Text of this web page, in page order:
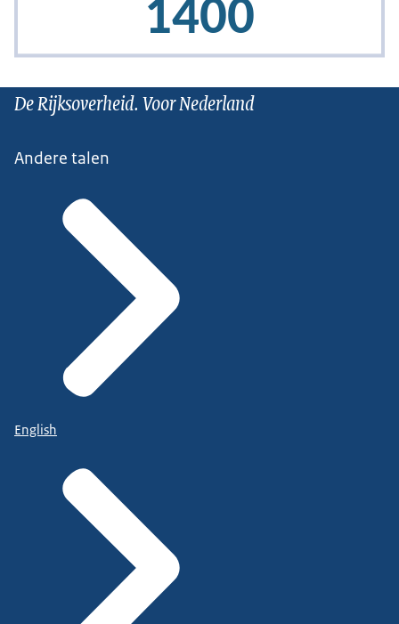
De Rijksoverheid. Voor Nederland
Andere talen
English